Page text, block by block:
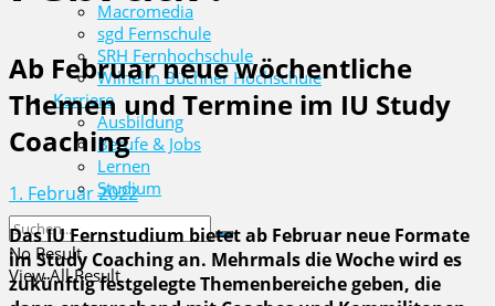
Macromedia
sgd Fernschule
SRH Fernhochschule
Wilhelm Büchner Hochschule
Karriere
Ausbildung
Berufe & Jobs
Lernen
Studium
No Result
View All Result
Ab Februar neue wöchentliche
Themen und Termine im IU Study
Coaching
1. Februar 2022
Das IU Fernstudium bietet ab Februar neue Formate
im Study Coaching an. Mehrmals die Woche wird es
zukünftig festgelegte Themenbereiche geben, die